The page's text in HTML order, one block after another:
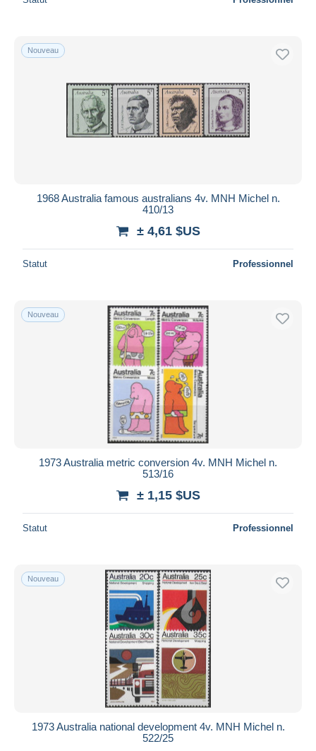
Nouveau
1968 Australia famous australians 4v. MNH Michel n.
410/13
± 4,61 $US
Statut Professionnel
Nouveau
1973 Australia metric conversion 4v. MNH Michel n.
513/16
± 1,15 $US
Statut Professionnel
Nouveau
1973 Australia national development 4v. MNH Michel n.
522/25